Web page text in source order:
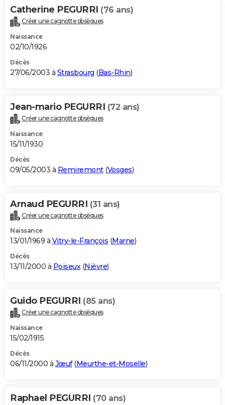
Catherine PEGURRI (76 ans)
Créer une cagnotte obsèques
Naissance
02/10/1926
Décès
27/06/2003 à Strasbourg (Bas-Rhin)
Jean-mario PEGURRI (72 ans)
Créer une cagnotte obsèques
Naissance
15/11/1930
Décès
09/05/2003 à Remiremont(Vosges)
Arnaud PEGURRI (31 ans)
Créer une cagnotte obsèques
Naissance
13/01/1969 à Vitry-le-François (Marne)
Décès
13/11/2000 à Poiseux(Nièvre)
Guido PEGURRI (85 ans)
Créer une cagnotte obsèques
Naissance
15/02/1915
Décès
06/11/2000 à Jœuf(Meurthe-et-Moselle)
Raphael PEGURRI (70 ans)